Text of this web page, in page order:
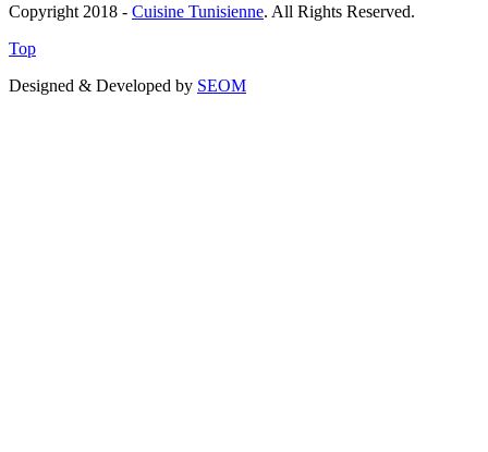
Copyright 2018 - Cuisine Tunisienne. All Rights Reserved.
Top
Designed & Developed by SEOM